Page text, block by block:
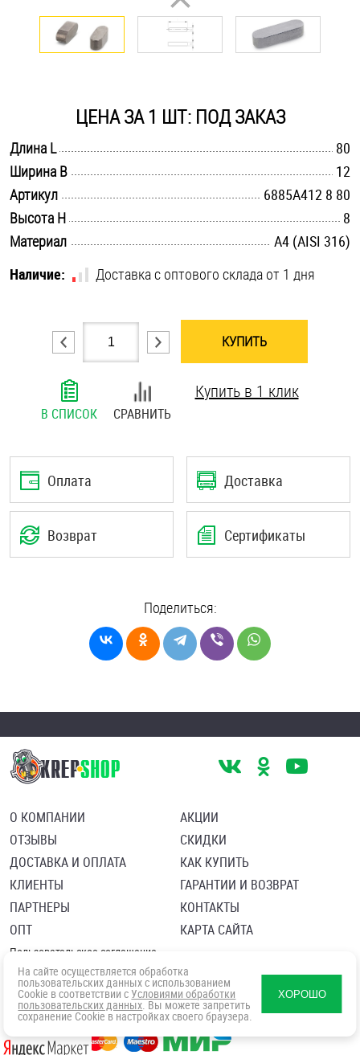
Оснастка и аксессуары для яхт
Стопорные кольца
Такелаж
Хомуты
Шайбы
Шпильки
Шплинты
Штифты и пальцы
ЦЕНА ЗА 1 ШТ: ПОД ЗАКАЗ
Длина L
80
Ширина B
12
Артикул
6885A412 8 80
Высота H
8
Материал
A4 (AISI 316)
Наличие:
Доставка с оптового склада от 1 дня
КУПИТЬ
В СПИСОК СРАВНИТЬ
Купить в 1 клик
Оплата Доставка
Возврат Сертификаты
Поделиться:
О КОМПАНИИ
ОТЗЫВЫ
ДОСТАВКА И ОПЛАТА
КЛИЕНТЫ
ПАРТНЕРЫ
ОПТ
АКЦИИ
СКИДКИ
КАК КУПИТЬ
ГАРАНТИИ И ВОЗВРАТ
КОНТАКТЫ
КАРТА САЙТА
Пользовательское соглашение
Политика в отношении обработки персональных данных
Согласие посетителя сайта на обработку персональных данны
На сайте осуществляется обработка
пользовательских данных с использованием
Cookie в соответствии с Условиями обработки
пользовательских данных. Вы можете запретить
сохранение Cookie в настройках своего браузера.
ХОРОШО